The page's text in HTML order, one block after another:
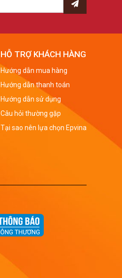
HỖ TRỢ KHÁCH HÀNG
Hướng dẫn mua hàng
Hướng dẫn thanh toán
Hướng dẫn sử dụng
Câu hỏi thường gặp
Tại sao nên lựa chọn Epvina